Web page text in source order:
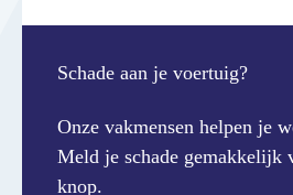
Schade aan je voertuig?
Onze vakmensen helpen je
Meld je schade gemakkelijk
knop.